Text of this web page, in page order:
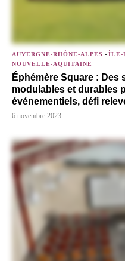
AUVERGNE-RHÔNE-ALPES - ÎLE-
NOUVELLE-AQUITAINE
Éphémère Square :
modulables et durables
événementiels, défi
6 novembre 2023